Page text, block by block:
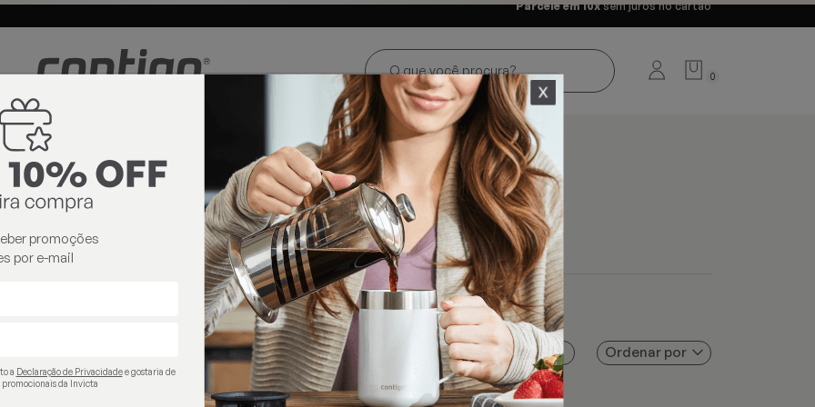
e Centro-
Loja oficialInvicta® no Brasil Parcele em 10xsem juros no cartão
0
térmicos
Filtros Ordenar por
promoções
por e-mail
a Declaração de Privacidadee gostaria de
da Invicta